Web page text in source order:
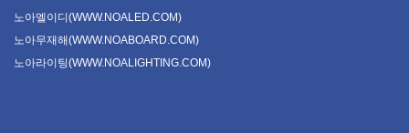
노아엘이디(WWW.NOALED.COM)
노아무재해(WWW.NOABOARD.COM)
노아라이팅(WWW.NOALIGHTING.COM)